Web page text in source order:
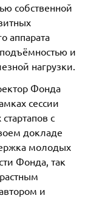
собственной
аппарата
и
нагрузки.
Фонда
сессии
с
докладе
молодых
Фонда, так
и